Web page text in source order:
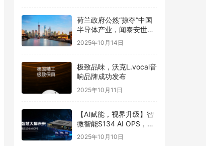
荷兰政府公然“掠夺”中国
半导体产业，闻泰安世坚
决捍卫
2025年10月14日
极致品味，沃克L.vocal音
响品牌成功发布
2025年10月11日
【AI赋能，视界升级】智
微智能S134 AI OPS，重
构智慧大屏未来
2025年10月10日